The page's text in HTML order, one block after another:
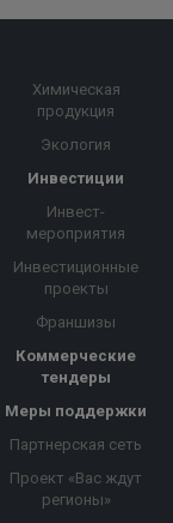
Химическая
продукция
Экология
Инвестиции
Инвест-
мероприятия
Инвестиционные
проекты
Франшизы
Коммерческие
тендеры
Меры поддержки
Партнерская сеть
Проект «Вас ждут
регионы»